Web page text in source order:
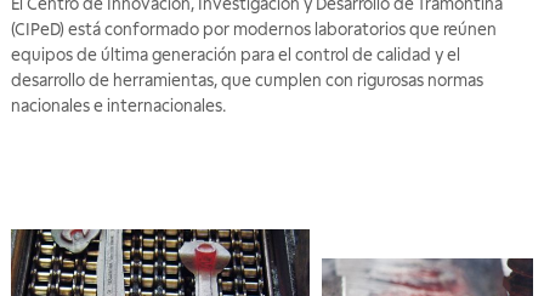
El Centro de Innovación, Investigación y Desarrollo de Tramontina
(CIPeD) está conformado por modernos laboratorios que reúnen
equipos de última generación para el control de calidad y el
desarrollo de herramientas, que cumplen con rigurosas normas
nacionales e internacionales.